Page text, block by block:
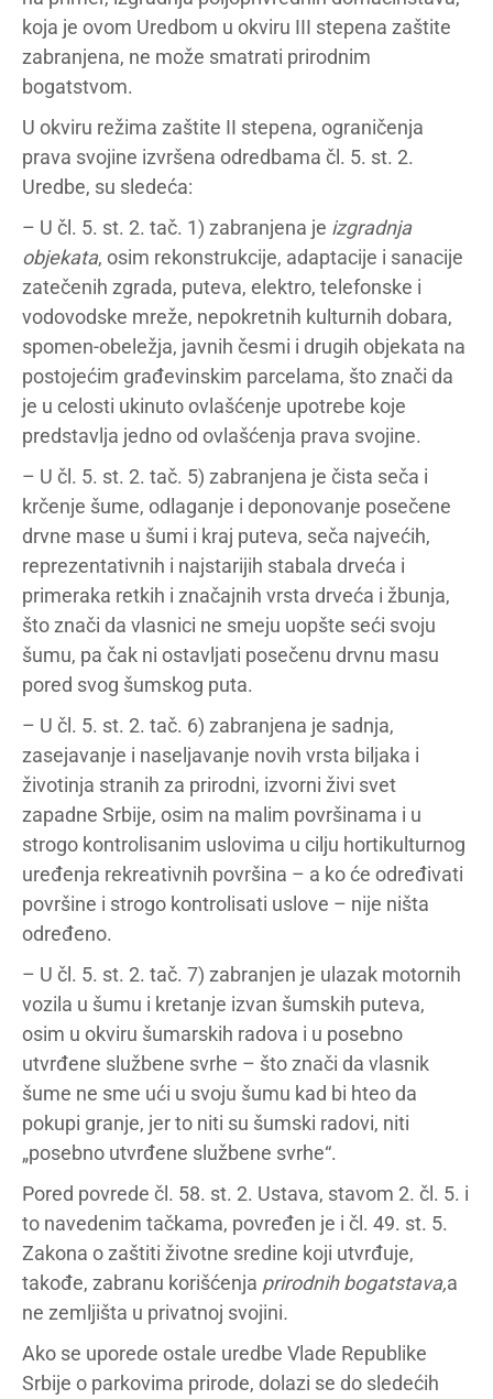
koja je ovom Uredbom u okviru III stepena zaštite
zabranjena, ne može smatrati prirodnim
bogatstvom.
U okviru režima zaštite II stepena, ograničenja
prava svojine izvršena odredbama čl. 5. st. 2.
Uredbe, su sledeća:
– U čl. 5. st. 2. tač. 1) zabranjena je izgradnja
objekata, osim rekonstrukcije, adaptacije i sanacije
zatečenih zgrada, puteva, elektro, telefonske i
vodovodske mreže, nepokretnih kulturnih dobara,
spomen-obeležja, javnih česmi i drugih objekata na
postojećim građevinskim parcelama, što znači da
je u celosti ukinuto ovlašćenje upotrebe koje
predstavlja jedno od ovlašćenja prava svojine.
– U čl. 5. st. 2. tač. 5) zabranjena je čista seča i
krčenje šume, odlaganje i deponovanje posečene
drvne mase u šumi i kraj puteva, seča najvećih,
reprezentativnih i najstarijih stabala drveća i
primeraka retkih i značajnih vrsta drveća i žbunja,
što znači da vlasnici ne smeju uopšte seći svoju
šumu, pa čak ni ostavljati posečenu drvnu masu
pored svog šumskog puta.
– U čl. 5. st. 2. tač. 6) zabranjena je sadnja,
zasejavanje i naseljavanje novih vrsta biljaka i
životinja stranih za prirodni, izvorni živi svet
zapadne Srbije, osim na malim površinama i u
strogo kontrolisanim uslovima u cilju hortikulturnog
uređenja rekreativnih površina – a ko će određivati
površine i strogo kontrolisati uslove – nije ništa
određeno.
– U čl. 5. st. 2. tač. 7) zabranjen je ulazak motornih
vozila u šumu i kretanje izvan šumskih puteva,
osim u okviru šumarskih radova i u posebno
utvrđene službene svrhe – što znači da vlasnik
šume ne sme ući u svoju šumu kad bi hteo da
pokupi granje, jer to niti su šumski radovi, niti
„posebno utvrđene službene svrhe“.
Pored povrede čl. 58. st. 2. Ustava, stavom 2. čl. 5. i
to navedenim tačkama, povređen je i čl. 49. st. 5.
Zakona o zaštiti životne sredine koji utvrđuje,
takođe, zabranu korišćenja prirodnih bogatstava,a
ne zemljišta u privatnoj svojini.
Ako se uporede ostale uredbe Vlade Republike
Srbije o parkovima prirode, dolazi se do sledećih